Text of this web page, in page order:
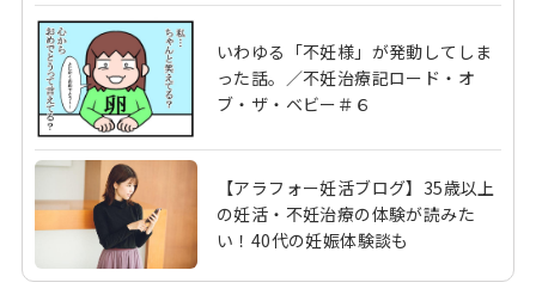
いわゆる「不妊様」が発動してしま
った話。／不妊治療記ロード・オ
ブ・ザ・ベビー＃６
【アラフォー妊活ブログ】35歳以上
の妊活・不妊治療の体験が読みた
い！40代の妊娠体験談も